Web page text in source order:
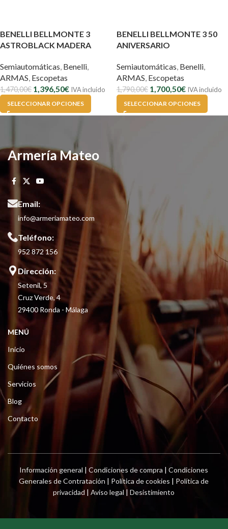
BENELLI BELLMONTE 3
ASTROBLACK MADERA
Semiautomáticas, Benelli,
ARMAS, Escopetas
1,470,00€ 1,396,50€ IVA incluido
SELECCIONAR OPCIONES
BENELLI BELLMONTE 3 50
ANIVERSARIO
Semiautomáticas, Benelli,
ARMAS, Escopetas
1,790,00€ 1,700,50€ IVA incluido
SELECCIONAR OPCIONES
Armería Mateo
Email:
info@armeriamateo.com
Teléfono:
952 872 156
Dirección:
Setenil, 5
Cruz Verde, 4
29400 Ronda - Málaga
MENÚ
Inicio
Quiénes somos
Servicios
Blog
Contacto
Información general |Condiciones de compra |Condiciones
Generales de Contratación | Política de cookies | Política de
privacidad |Aviso legal |Desistimiento